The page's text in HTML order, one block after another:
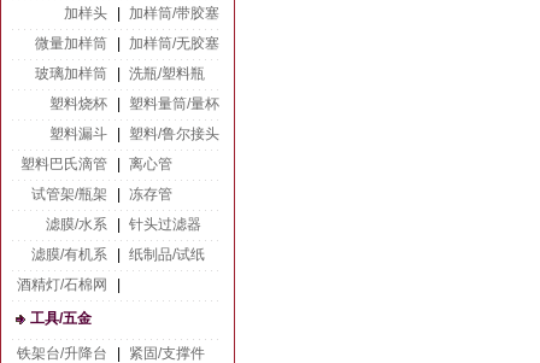
加样头
加样筒/带胶塞
微量加样筒
加样筒/无胶塞
玻璃加样筒
洗瓶/塑料瓶
塑料烧杯
塑料量筒/量杯
塑料漏斗
塑料/鲁尔接头
塑料巴氏滴管
离心管
试管架/瓶架
冻存管
滤膜/水系
针头过滤器
滤膜/有机系
纸制品/试纸
酒精灯/石棉网
工具/五金
铁架台/升降台
紧固/支撑件